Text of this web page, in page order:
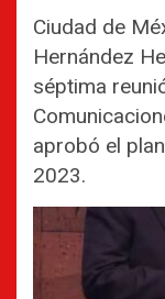
Ciudad de
Hernández
séptima
aprobó el
2023.